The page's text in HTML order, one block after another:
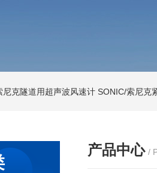
尼克隧道用超声波风速计 SONIC/索尼克
产品中心 /